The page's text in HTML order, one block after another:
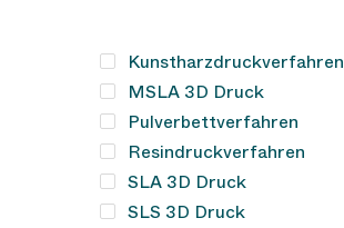
Kunstharzdruckverfahren
MSLA 3D Druck
Pulverbettverfahren
Resindruckverfahren
SLA 3D Druck
SLS 3D Druck